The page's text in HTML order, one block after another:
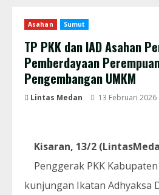
Asahan Sumut
TP PKK dan IAD Asahan
Pemberdayaan
Pengembangan UMKM
Lintas Medan 13 Februari 2026
Kisaran, 13/2
Penggerak PKK
kunjungan Ikatan Adhyaksa